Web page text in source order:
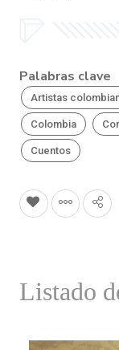
Palabras clave
Artistas
Colombia
Cuentos
Listado